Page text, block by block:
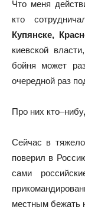
Что меня
кто
Купянске,
киевской
бойня может
очередной раз
Про них
Сейчас в
поверил в
сами
местным бежать